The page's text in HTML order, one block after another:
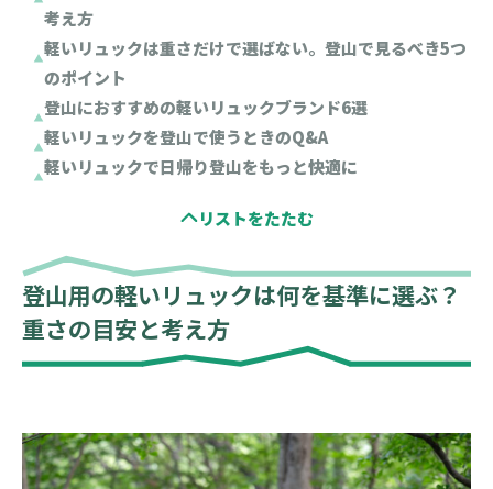
考え方
軽いリュックは重さだけで選ばない。登山で見るべき5つ
のポイント
登山におすすめの軽いリュックブランド6選
軽いリュックを登山で使うときのQ&A
軽いリュックで日帰り登山をもっと快適に
登山用の軽いリュックは何を基準に選ぶ？
重さの目安と考え方